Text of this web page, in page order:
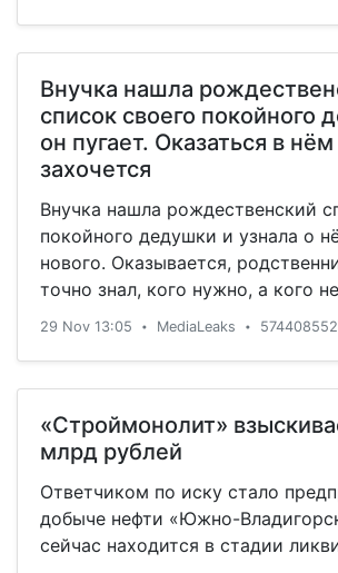
архитектуре.
Внучка нашла
список своего покойного
он пугает. Оказаться в
захочется
Внучка нашла рождественский
покойного дедушки и узнала о
нового. Оказывается,
точно знал, кого нужно, а кого
поздравлять с праздниками, и
29 Nov 13:05 • MediaLeaks •
«Строймонолит»
млрд рублей
Ответчиком по иску стало
добыче нефти «Южно-
сейчас находится в стадии